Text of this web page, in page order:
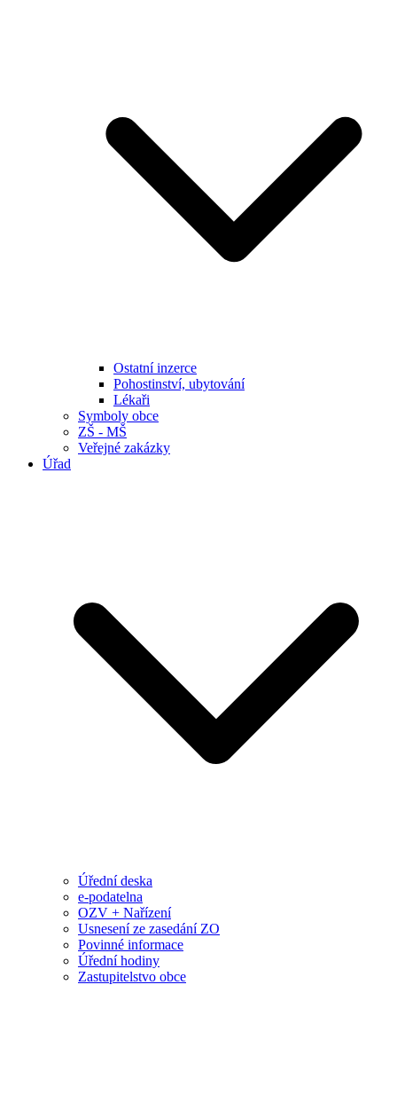
Ostatní inzerce
Pohostinství, ubytování
Lékaři
Symboly obce
ZŠ - MŠ
Veřejné zakázky
Úřad
Úřední deska
e-podatelna
OZV + Nařízení
Usnesení ze zasedání ZO
Povinné informace
Úřední hodiny
Zastupitelstvo obce